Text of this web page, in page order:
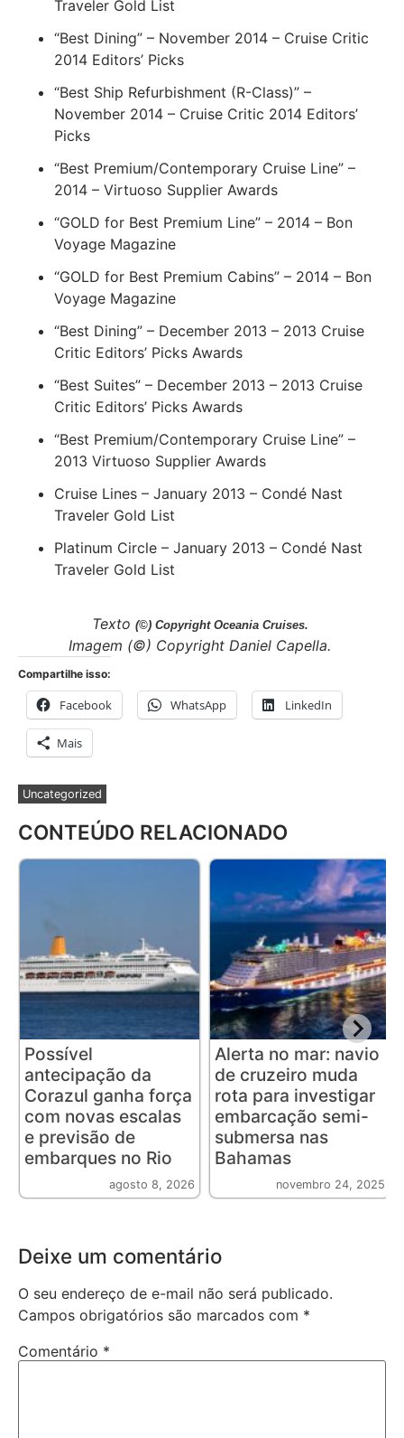
Traveler Gold List
“Best Dining” – November 2014 – Cruise Critic
2014 Editors’ Picks
“Best Ship Refurbishment (R-Class)” –
November 2014 – Cruise Critic 2014 Editors’
Picks
“Best Premium/Contemporary Cruise Line” –
2014 – Virtuoso Supplier Awards
“GOLD for Best Premium Line” – 2014 – Bon
Voyage Magazine
“GOLD for Best Premium Cabins” – 2014 – Bon
Voyage Magazine
“Best Dining” – December 2013 – 2013 Cruise
Critic Editors’ Picks Awards
“Best Suites” – December 2013 – 2013 Cruise
Critic Editors’ Picks Awards
“Best Premium/Contemporary Cruise Line” –
2013 Virtuoso Supplier Awards
Cruise Lines – January 2013 – Condé Nast
Traveler Gold List
Platinum Circle – January 2013 – Condé Nast
Traveler Gold List
Texto (©) Copyright Oceania Cruises.
Imagem (©) Copyright Daniel Capella.
Compartilhe isso:
Facebook WhatsApp LinkedIn
Mais
Uncategorized
CONTEÚDO RELACIONADO
Possível
antecipação da
Corazul ganha força
com novas escalas
e previsão de
embarques no Rio
agosto 8, 2026
Alerta no mar: navio
de cruzeiro muda
rota para investigar
embarcação semi-
submersa nas
Bahamas
novembro 24, 2025
Deixe um comentário
O seu endereço de e-mail não será publicado.
Campos obrigatórios são marcados com *
Comentário *